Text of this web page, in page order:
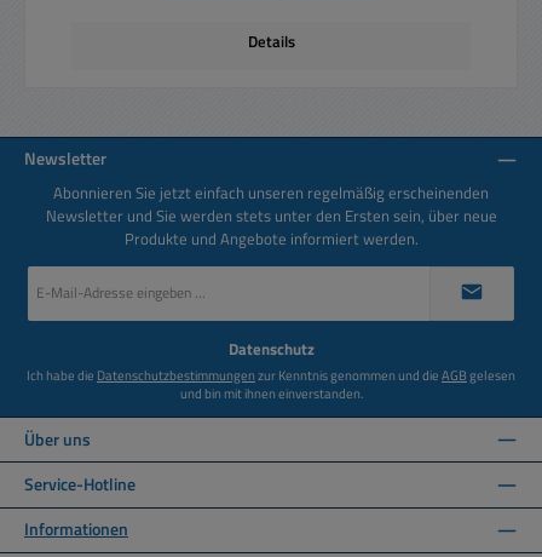
Details
Newsletter
Abonnieren Sie jetzt einfach unseren regelmäßig erscheinenden
Newsletter und Sie werden stets unter den Ersten sein, über neue
Produkte und Angebote informiert werden.
Mail-
Datenschutz
Ich habe die Datenschutzbestimmungenzur Kenntnis genommen und dieAGBgelesen
und bin mit ihnen einverstanden.
Über uns
Service-Hotline
Informationen